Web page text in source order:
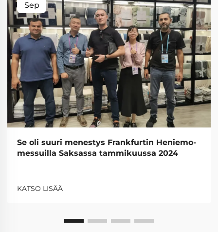
Sep
Se oli suuri menestys Frankfurtin Heniemo-
messuilla Saksassa tammikuussa 2024
KATSO LISÄÄ